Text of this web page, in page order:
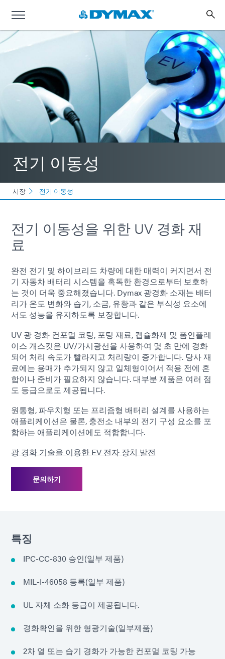
전기 이동성
시장 전기 이동성
전기 이동성을 위한 UV 경화 재
료
완전 전기 및 하이브리드 차량에 대한 매력이 커지면서 전
기 자동차 배터리 시스템을 혹독한 환경으로부터 보호하
는 것이 더욱 중요해졌습니다. Dymax 광경화 소재는 배터
리가 온도 변화와 습기, 소금, 유황과 같은 부식성 요소에
서도 성능을 유지하도록 보장합니다.
UV 광 경화 컨포멀 코팅, 포팅 재료, 캡슐화제 및 폼인플레
이스 개스킷은 UV/가시광선을 사용하여 몇 초 만에 경화
되어 처리 속도가 빨라지고 처리량이 증가합니다. 당사 재
료에는 용매가 추가되지 않고 일체형이어서 적용 전에 혼
합이나 준비가 필요하지 않습니다. 대부분 제품은 여러 점
도 등급으로도 제공됩니다.
원통형, 파우치형 또는 프리즘형 배터리 설계를 사용하는
애플리케이션은 물론, 충전소 내부의 전기 구성 요소를 포
함하는 애플리케이션에도 적합합니다.
광 경화 기술을 이용한 EV 전자 장치 발전
문의하기
특징
IPC-CC-830 승인(일부 제품)
MIL-I-46058 등록(일부 제품)
UL 자체 소화 등급이 제공됩니다.
경화확인을 위한 형광기술(일부제품)
2차 열 또는 습기 경화가 가능한 컨포멀 코팅 가능